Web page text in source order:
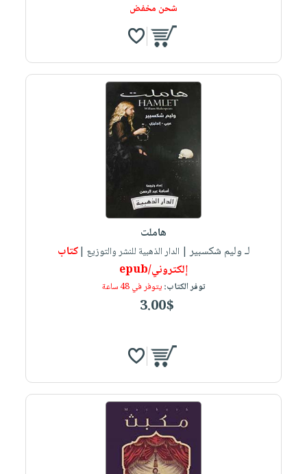
شحن مخفض
هاملت
لـ وليم شكسبير| الدار الذهبية للنشر والتوزيع |كتاب
إلكتروني/epub
توفر الكتاب:يتوفر في 48 ساعة
3.00$